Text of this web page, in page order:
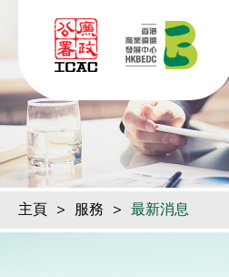
主頁 > 服務 > 最新消息